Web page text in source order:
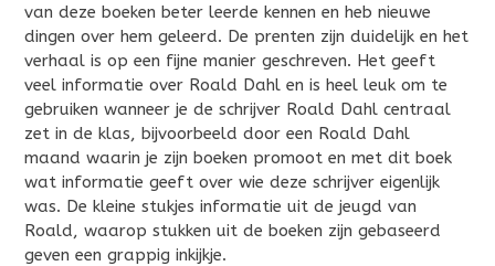
van deze boeken beter leerde kennen en heb nieuwe
dingen over hem geleerd. De prenten zijn duidelijk en het
verhaal is op een fijne manier geschreven. Het geeft
veel informatie over Roald Dahl en is heel leuk om te
gebruiken wanneer je de schrijver Roald Dahl centraal
zet in de klas, bijvoorbeeld door een Roald Dahl
maand waarin je zijn boeken promoot en met dit boek
wat informatie geeft over wie deze schrijver eigenlijk
was. De kleine stukjes informatie uit de jeugd van
Roald, waarop stukken uit de boeken zijn gebaseerd
geven een grappig inkijkje.